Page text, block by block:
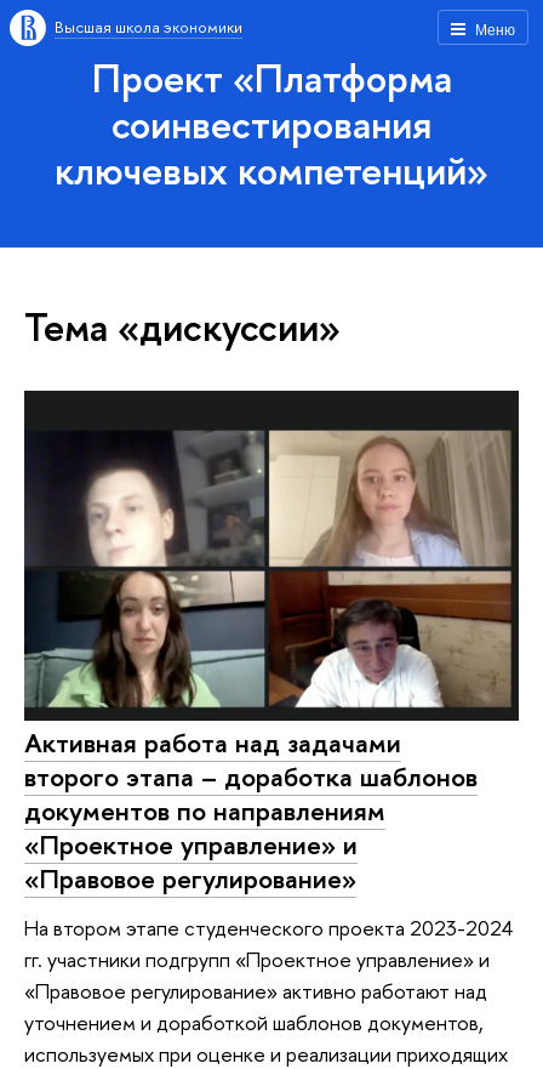
Меню
Высшая школа экономики
Проект «Платформа
соинвестирования
ключевых компетенций»
Тема «дискуссии»
Активная работа над задачами
второго этапа – доработка шаблонов
документов по направлениям
«Проектное управление» и
«Правовое регулирование»
На втором этапе студенческого проекта 2023-2024
гг. участники подгрупп «Проектное управление» и
«Правовое регулирование» активно работают над
уточнением и доработкой шаблонов документов,
используемых при оценке и реализации приходящих